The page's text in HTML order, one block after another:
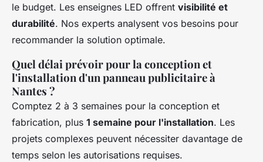
le budget. Les enseignes LED offrent visibilité et
durabilité. Nos experts analysent vos besoins pour
recommander la solution optimale.
Quel délai prévoir pour la conception et
l'installation d'un panneau publicitaire à
Nantes ?
Comptez 2 à 3 semaines pour la conception et
fabrication, plus 1 semaine pour l'installation. Les
projets complexes peuvent nécessiter davantage de
temps selon les autorisations requises.